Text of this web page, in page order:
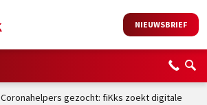
NIEUWSBRIEF
Coronahelpers gezocht: fiKks zoekt digitale